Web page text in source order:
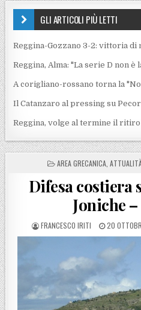
GLI ARTICOLI PIÙ LETTI
Reggina-Gozzano 3-2: vittoria di
Reggina, Alma: "La serie D non è
A corigliano-rossano torna la
Il Catanzaro al pressing su
Reggina, volge al termine il ritiro
POSTED IN
AREA GRECANICA
Difesa costiera
Joniche
POSTED BY
FRANCESCO IRITI POSTED ON
20